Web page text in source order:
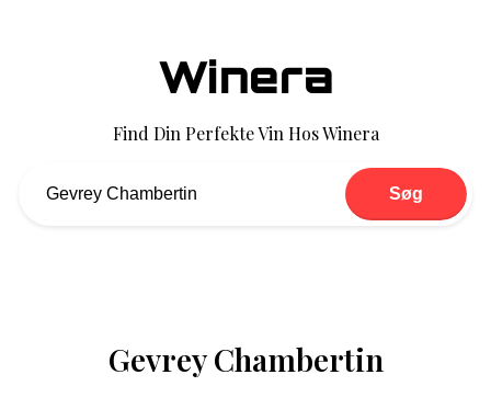
Winera
Find Din Perfekte Vin Hos Winera
Søg
Gevrey Chambertin